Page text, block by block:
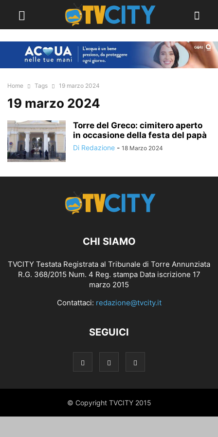
Home Tags 19 marzo 2024
19 marzo 2024
Torre del Greco: cimitero aperto
in occasione della festa del papà
Di Redazione - 18 Marzo 2024
CHI SIAMO
TVCITY Testata Registrata al Tribunale di Torre Annunziata
R.G. 368/2015 Num. 4 Reg. stampa Data iscrizione 17
marzo 2015
Contattaci: redazione@tvcity.it
SEGUICI
© Copyright TVCITY 2015